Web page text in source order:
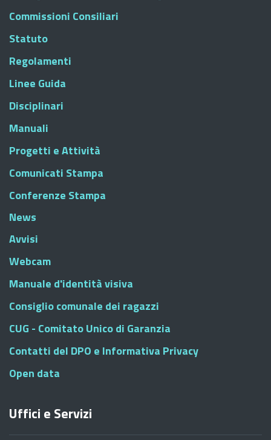
Commissioni Consiliari
Statuto
Regolamenti
Linee Guida
Disciplinari
Manuali
Progetti e Attività
Comunicati Stampa
Conferenze Stampa
News
Avvisi
Webcam
Manuale d'identità visiva
Consiglio comunale dei ragazzi
CUG - Comitato Unico di Garanzia
Contatti del DPO e Informativa Privacy
Open data
Uffici e Servizi